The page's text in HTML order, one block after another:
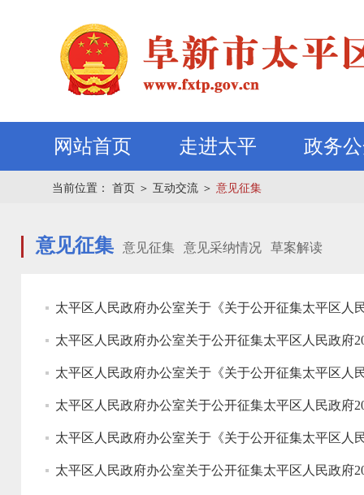
网站首页 走进太平 政务
当前位置： 首页 ＞ 互动交流 ＞ 意见征集
意见征集 意见征集 意见采纳情况 草案解读
太平区人民政府办公室关于《关于公开征集太平区人
太平区人民政府办公室关于公开征集太平区人民政府
太平区人民政府办公室关于《关于公开征集太平区人
太平区人民政府办公室关于公开征集太平区人民政府
太平区人民政府办公室关于《关于公开征集太平区人
太平区人民政府办公室关于公开征集太平区人民政府